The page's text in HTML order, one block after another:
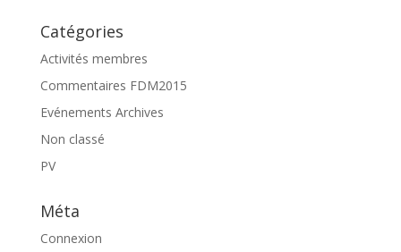
Catégories
Activités membres
Commentaires FDM2015
Evénements Archives
Non classé
PV
Méta
Connexion